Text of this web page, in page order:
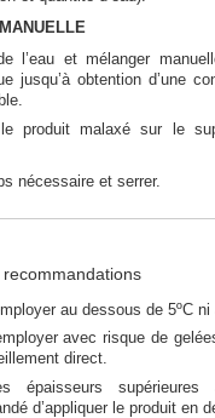
l’eau et mélanger
jusqu’à obtention d’une
le produit malaxé sur le
nécessaire et serrer.
au dessous de 5ºC
avec risque de
direct.
épaisseurs
d’appliquer le produit en